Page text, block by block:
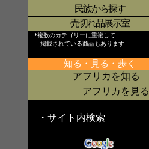
民族から探す
売切れ品展示室
*複数のカテゴリーに重複して
掲載されている商品もあります
知る・見る・歩く
アフリカを知る
アフリカを見る
・サイト内検索